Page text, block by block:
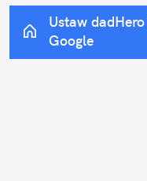
Ustaw
Google